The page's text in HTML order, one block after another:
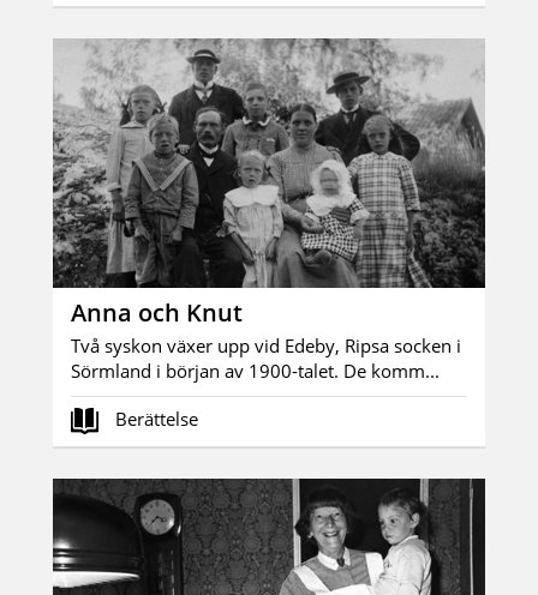
Anna och Knut
Två syskon växer upp vid Edeby, Ripsa socken i
Sörmland i början av 1900-talet. De komm...
Berättelse